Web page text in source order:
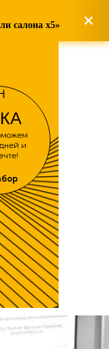
и
салона х5»